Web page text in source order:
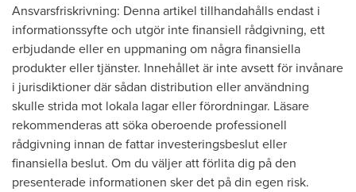
Ansvarsfriskrivning: Denna artikel tillhandahålls endast i
informationssyfte och utgör inte finansiell rådgivning, ett
erbjudande eller en uppmaning om några finansiella
produkter eller tjänster. Innehållet är inte avsett för invånare
i jurisdiktioner där sådan distribution eller användning
skulle strida mot lokala lagar eller förordningar. Läsare
rekommenderas att söka oberoende professionell
rådgivning innan de fattar investeringsbeslut eller
finansiella beslut. Om du väljer att förlita dig på den
presenterade informationen sker det på din egen risk.